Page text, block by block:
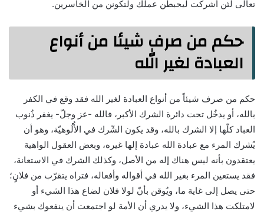
تعالى لئن أشركت ليحبطن عملك ولتكونن من الخاسرين.
حكم من صرف شيئا من أنواع
العبادة لغير الله
حكم من صرف شيئاً من أنواع العبادة لغير الله فقد وقع في الكفر
بالله، أو يدخُل تحت دائرة الشرك الأكبر، فالله -عز وجلّ- يغفر ذُنوب
العباد كلّها إلا الشرك بالله، وقد يكون الشّرك في الأُلُوهيّة، وهو أن
يُشرك المرء مع عبادة الله عبادة إلها غيره، وبعض العقول الواهية
يعتقدون بأنه ليس هناك إله من الأصل، وكذلك الشرك في الاستعانة،
فقد يستعين المرء بغير الله في أقواله وأفعاله، فتراه يتقرّب من فلانٍ؛
حتى يصل إلى غاية ما، ويُوقن بأنّ لولا فلان لضاع هذا الشيء أو
لامتلكت هذا الشيء، ولا يدري أن الأمة لو اجتمعت أن ينفعوك بشيء